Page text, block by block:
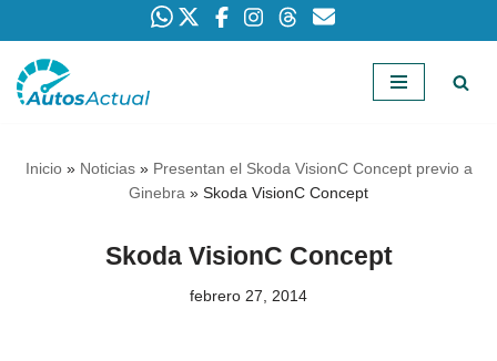
Saltar
Inicio» Noticias» Presentan el Skoda VisionC Concept previo a
Ginebra » Skoda VisionC Concept
Skoda VisionC Concept
febrero 27, 2014